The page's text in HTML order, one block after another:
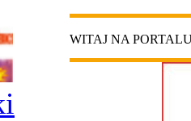
WITAJ NA